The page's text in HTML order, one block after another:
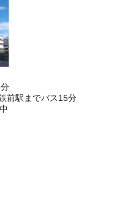
停歩4分 新日鉄前駅までバス15分